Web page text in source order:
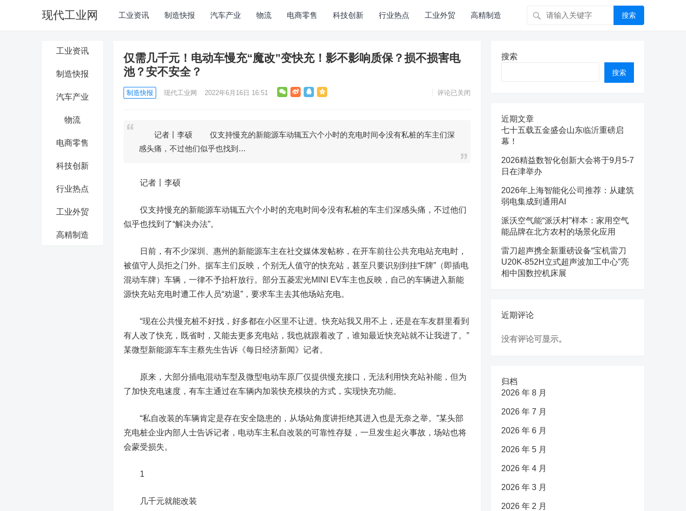
现代工业网 工业资讯 制造快报 汽车产业 物流 电商零售 科技创新 行业热点 工业外贸 高精制造 搜索
工业资讯
制造快报
汽车产业
物流
电商零售
科技创新
行业热点
工业外贸
高精制造
仅需几千元！电动车慢充“魔改”变快充！影不影响质保？损不损害电
池？安不安全？
制造快报 现代工业网 2022年6月16日 16:51 评论已关闭
记者丨李硕 仅支持慢充的新能源车动辄五六个小时的充电时间令没有私桩的车主们深
感头痛，不过他们似乎也找到…
记者丨李硕
仅支持慢充的新能源车动辄五六个小时的充电时间令没有私桩的车主们深感头痛，不过他们
似乎也找到了“解决办法”。
日前，有不少深圳、惠州的新能源车主在社交媒体发帖称，在开车前往公共充电站充电时，
被值守人员拒之门外。据车主们反映，个别无人值守的快充站，甚至只要识别到挂“F牌”（即插电
混动车牌）车辆，一律不予抬杆放行。部分五菱宏光MINI EV车主也反映，自己的车辆进入新能
源快充站充电时遭工作人员“劝退”，要求车主去其他场站充电。
“现在公共慢充桩不好找，好多都在小区里不让进。快充站我又用不上，还是在车友群里看到
有人改了快充，既省时，又能去更多充电站，我也就跟着改了，谁知最近快充站就不让我进了。”
某微型新能源车车主蔡先生告诉《每日经济新闻》记者。
原来，大部分插电混动车型及微型电动车原厂仅提供慢充接口，无法利用快充站补能，但为
了加快充电速度，有车主通过在车辆内加装快充模块的方式，实现快充功能。
“私自改装的车辆肯定是存在安全隐患的，从场站角度讲拒绝其进入也是无奈之举。”某头部
充电桩企业内部人士告诉记者，电动车主私自改装的可靠性存疑，一旦发生起火事故，场站也将
会蒙受损失。
1
几千元就能改装
搜索
搜索
近期文章
七十五载五金盛会山东临沂重磅启
幕！
2026精益数智化创新大会将于9月5-7
日在津举办
2026年上海智能化公司推荐：从建筑
弱电集成到通用AI
派沃空气能“派沃村”样本：家用空气
能品牌在北方农村的场景化应用
雷刀超声携全新重磅设备“宝机雷刀
U20K-852H立式超声波加工中心”亮
相中国数控机床展
近期评论
没有评论可显示。
归档
2026 年 8 月
2026 年 7 月
2026 年 6 月
2026 年 5 月
2026 年 4 月
2026 年 3 月
2026 年 2 月